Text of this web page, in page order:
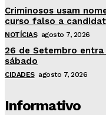
Criminosos usam
curso falso a
NOTÍCIAS agosto 7, 2026
26 de Setembro
sábado
CIDADES agosto 7, 2026
Informativo